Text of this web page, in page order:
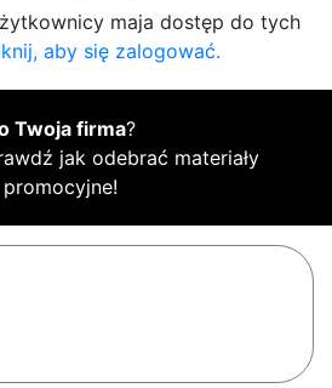
maja dostęp do tych
aby się zalogować.
Twoja firma?
jak odebrać materiały
promocyjne!